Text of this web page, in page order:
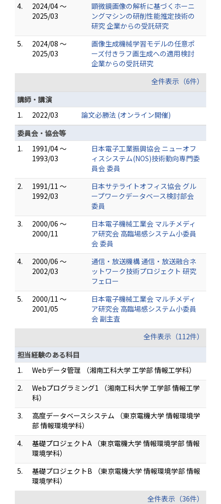
4.
2024/04 ～
2025/03
顕微鏡画像の解析に基づくホーニ
ングマシンの研削性能推定技術の
研究 企業からの受託研究
5.
2024/08 ～
2025/03
画像生成機械学習モデルの任意ポ
ーズ付きラフ画生成への適用検討
企業からの受託研究
全件表示（6件）
講師・講演
1.
2022/03
論文必勝法 (オンライン開催)
委員会・協会等
1.
1991/04 ～
1993/03
日本電子工業振興協会 ニューオフ
ィスシステム(NOS)技術動向専門委
員会 委員
2.
1991/11 ～
1992/03
日本サテライトオフィス協会 グル
ープワークデータベース検討部会
委員
3.
2000/06 ～
2000/11
日本電子機械工業会 マルチメディ
ア研究会 高臨場感システム小委員
会 委員
4.
2000/06 ～
2002/03
通信・放送機構 通信・放送融合ネ
ットワーク技術プロジェクト 研究
フェロー
5.
2000/11 ～
2001/05
日本電子機械工業会 マルチメディ
ア研究会 高臨場感システム小委員
会 副主査
全件表示（112件）
担当経験のある科目
1.
Webデータ管理 （湘南工科大学 工学部 情報工学科）
2.
Webプログラミング1 （湘南工科大学 工学部 情報工学
科）
3.
高度データベースシステム （東京電機大学 情報環境学
部 情報環境学科）
4.
基礎プロジェクトA （東京電機大学 情報環境学部 情報
環境学科）
5.
基礎プロジェクトB （東京電機大学 情報環境学部 情報
環境学科）
全件表示（36件）